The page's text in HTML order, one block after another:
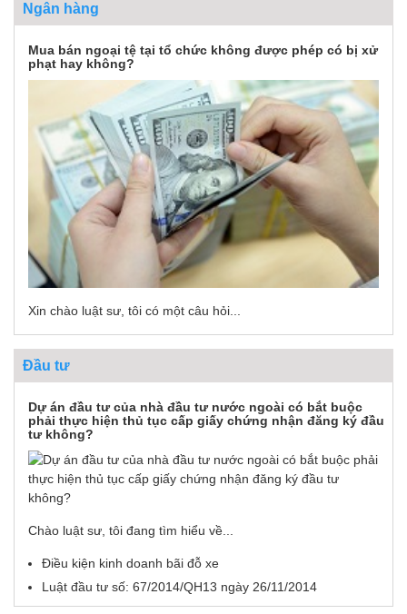
Ngân hàng
Mua bán ngoại tệ tại tổ chức không được phép có bị xử
phạt hay không?
Xin chào luật sư, tôi có một câu hỏi...
Đầu tư
Dự án đầu tư của nhà đầu tư nước ngoài có bắt buộc
phải thực hiện thủ tục cấp giấy chứng nhận đăng ký đầu
tư không?
Chào luật sư, tôi đang tìm hiểu về...
Điều kiện kinh doanh bãi đỗ xe
Luật đầu tư số: 67/2014/QH13 ngày 26/11/2014